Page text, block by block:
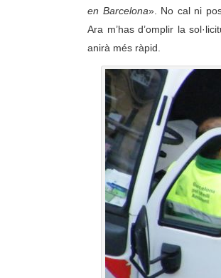
en Barcelona». No cal ni
Ara m’has d’omplir la
anirà més ràpid.